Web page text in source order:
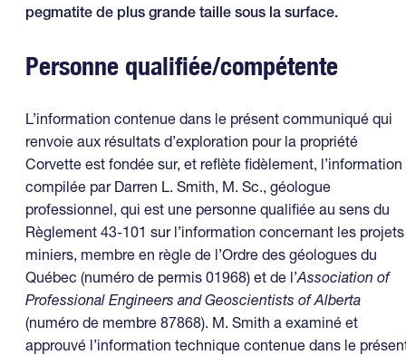
pegmatite de plus grande taille sous la surface.
Personne qualifiée/compétente
L’information contenue dans le présent communiqué qui
renvoie aux résultats d’exploration pour la propriété
Corvette est fondée sur, et reflète fidèlement, l’information
compilée par Darren L. Smith, M. Sc., géologue
professionnel, qui est une personne qualifiée au sens du
Règlement 43-101 sur l’information concernant les projets
miniers, membre en règle de l’Ordre des géologues du
Québec (numéro de permis 01968) et de l’Association of
Professional Engineers and Geoscientists of Alberta
(numéro de membre 87868). M. Smith a examiné et
approuvé l’information technique contenue dans le